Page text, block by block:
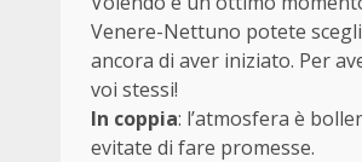
Venere-Nettuno potete
ancora di aver iniziato. Per
voi stessi!
In coppia: l’atmosfera è
evitate di fare promesse.